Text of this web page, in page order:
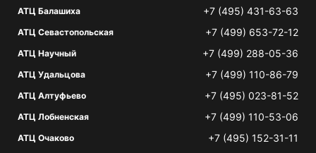
АТЦ Балашиха +7 (495) 431-63-63
АТЦ Севастопольская +7 (499) 653-72-12
АТЦ Научный +7 (499) 288-05-36
АТЦ Удальцова +7 (499) 110-86-79
АТЦ Алтуфьево +7 (495) 023-81-52
АТЦ Лобненская +7 (499) 110-53-06
АТЦ Очаково +7 (495) 152-31-11